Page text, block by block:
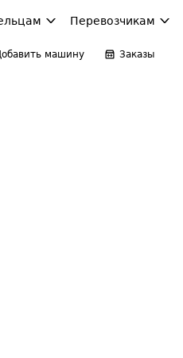
Перевозчикам
машину Заказы